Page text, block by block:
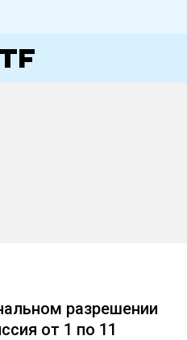
разрешении
от 1 по 11